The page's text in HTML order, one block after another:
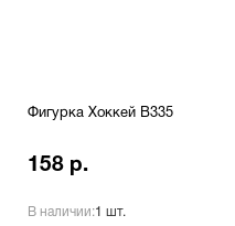
Фигурка Хоккей B335
158 р.
В наличии:1 шт.